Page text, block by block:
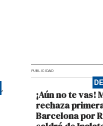
,
PUBLICIDAD
¡Aún no te vas!
rechaza
Barcelona por